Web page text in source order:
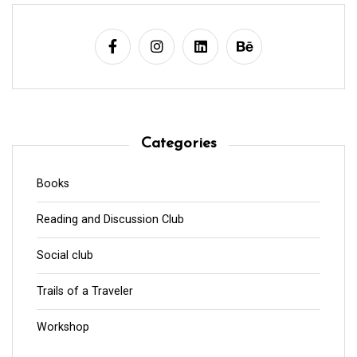
Categories
Books
Reading and Discussion Club
Social club
Trails of a Traveler
Workshop